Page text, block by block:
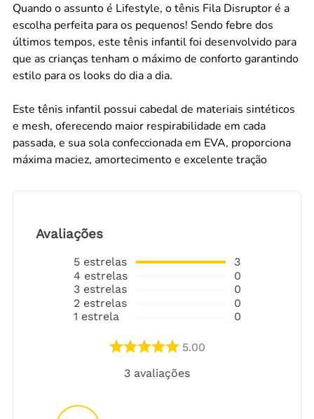
Quando o assunto é Lifestyle, o tênis Fila Disruptor é a
escolha perfeita para os pequenos! Sendo febre dos
últimos tempos, este tênis infantil foi desenvolvido para
que as crianças tenham o máximo de conforto garantindo
estilo para os looks do dia a dia.
Este tênis infantil possui cabedal de materiais sintéticos
e mesh, oferecendo maior respirabilidade em cada
passada, e sua sola confeccionada em EVA, proporciona
máxima maciez, amortecimento e excelente tração
Avaliações
5 estrelas
4 estrelas
3 estrelas
2 estrelas
1 estrela
3
0
0
0
0
5.00
3 avaliações